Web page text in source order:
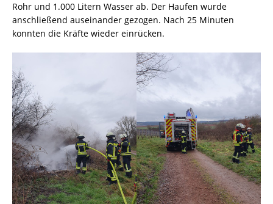
Rohr und 1.000 Litern Wasser ab. Der Haufen wurde
anschließend auseinander gezogen. Nach 25 Minuten
konnten die Kräfte wieder einrücken.